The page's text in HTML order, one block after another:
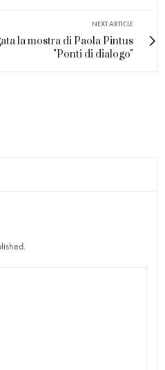
NEXT ARTICLE
la mostra di Paola Pintus
"Ponti di dialogo"